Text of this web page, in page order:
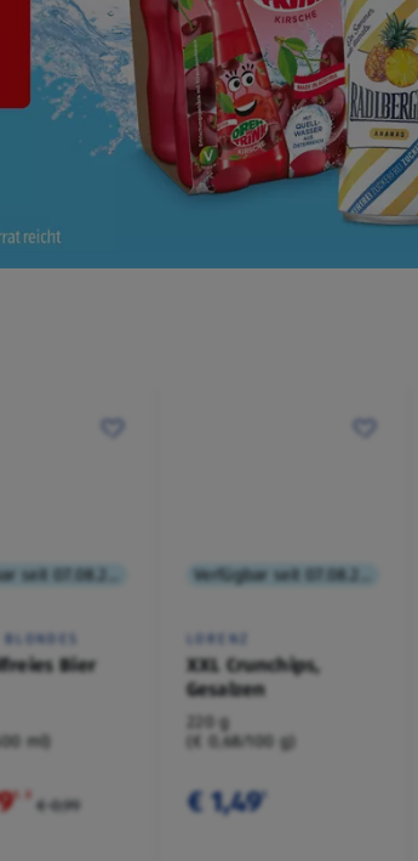
Bier
ml)
¹ ² € 0,99
LORENZ
XXL Crunchips,
Gesalzen
220 g
(€ 0,68/100 g)
€ 1,49¹